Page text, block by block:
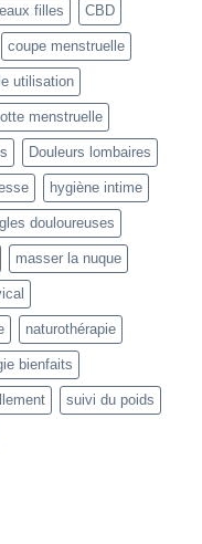
filles CBD
coupe menstruelle
utilisation
menstruelle
Douleurs lombaires
hygiène intime
douloureuses
masser la nuque
naturothérapie
bienfaits
suivi du poids